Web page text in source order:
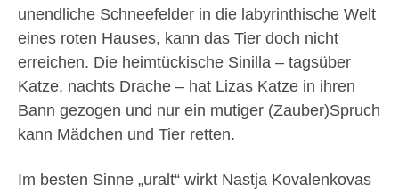
unendliche Schneefelder in die labyrinthische Welt
eines roten Hauses, kann das Tier doch nicht
erreichen. Die heimtückische Sinilla – tagsüber
Katze, nachts Drache – hat Lizas Katze in ihren
Bann gezogen und nur ein mutiger (Zauber)Spruch
kann Mädchen und Tier retten.
Im besten Sinne „uralt“ wirkt Nastja Kovalenkovas